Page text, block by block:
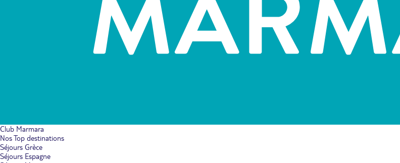
Club Marmara
Nos Top destinations
Séjours Grèce
Séjours Espagne